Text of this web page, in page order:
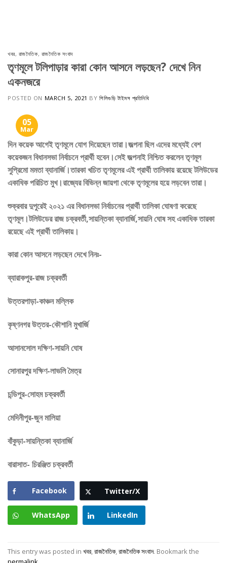
খবর, রাজনৈতিক, রাজনৈতিক সংবাদ
তৃণমূলে টলিপাড়ার কারা কোন আসনে লড়ছেন? দেখে নিন
একনজরে
POSTED ON MARCH 5, 2021 BYশিলিগুড়ি টাইমস প্রতিনিধি
05
Mar
দিন কয়েক আগেই তৃণমূলে যোগ দিয়েছেন তারা।জল্পনা ছিল এদের মধ্যেই বেশ
কয়েকজন বিধানসভা নির্বাচনে প্রার্থী হবেন।সেই জল্পনাই নিশ্চিত করলেন তৃণমূল
সুপ্রিমো মমতা ব্যানার্জি।তারকা খচিত তৃণমূলের এই প্রার্থী তালিকায় রয়েছে টলিউডের
একাধিক পরিচিত মুখ।রাজ্যের বিভিন্ন জায়গা থেকে তৃণমূলের হয়ে লড়বেন তারা।
শুক্রবার দুপুরেই ২০২১ এর বিধানসভা নির্বাচনের প্রার্থী তালিকা ঘোষণা করেছে
তৃণমূল।টলিউডের রাজ চক্রবর্তী,সায়ন্তিকা ব্যানার্জি,সায়নি ঘোষ সহ একাধিক তারকা
রয়েছে এই প্রার্থী তালিকায়।
কারা কোন আসনে লড়ছেন দেখে নিনঃ-
ব্যারাকপুর-রাজ চক্রবর্তী
উত্তরপাড়া-কাঞ্চন মল্লিক
কৃষ্ণনগর উত্তর-কৌশানি মুখার্জি
আসানসোল দক্ষিণ-সায়নি ঘোষ
সোনারপুর দক্ষিণ-লাভলি মৈত্র
চন্ডিপুর-সোহম চক্রবর্তী
মেদিনীপুর-জুন মালিয়া
বাঁকুড়া-সায়ন্তিকা ব্যানার্জি
বারাসাত- চিরঞ্জিত চক্রবর্তী
Facebook Twitter/X
WhatsApp LinkedIn
This entry was posted in খবর,রাজনৈতিক,রাজনৈতিক সংবাদ. Bookmark the